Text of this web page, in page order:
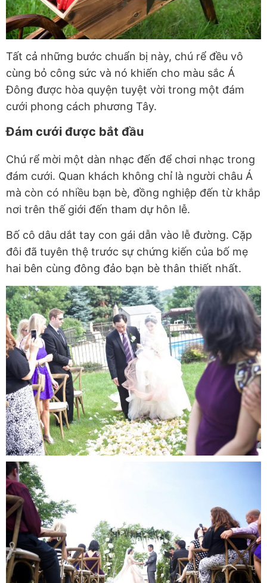
Tất cả những bước chuẩn bị này, chú rể đều vô
cùng bỏ công sức và nó khiến cho màu sắc Á
Đông được hòa quyện tuyệt vời trong một đám
cưới phong cách phương Tây.
Đám cưới được bắt đầu
Chú rể mời một dàn nhạc đến để chơi nhạc trong
đám cưới. Quan khách không chỉ là người châu Á
mà còn có nhiều bạn bè, đồng nghiệp đến từ khắp
nơi trên thế giới đến tham dự hôn lễ.
Bố cô dâu dắt tay con gái dẫn vào lễ đường. Cặp
đôi đã tuyên thệ trước sự chứng kiến của bố mẹ
hai bên cùng đông đảo bạn bè thân thiết nhất.